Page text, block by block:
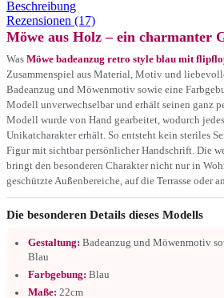
Beschreibung
Rezensionen (17)
Möwe aus Holz – ein charmanter
Was Möwe badeanzug retro style blau mit
Zusammenspiel aus Material, Motiv und
Badeanzug und Möwenmotiv sowie eine
Modell unverwechselbar und erhält seinen ganz
Modell wurde von Hand gearbeitet, wodurch
Unikatcharakter erhält. So entsteht kein steriles
Figur mit sichtbar persönlicher Handschrift. Die
bringt den besonderen Charakter nicht nur in
geschützte Außenbereiche, auf die Terrasse oder
Die besonderen Details dieses Modells
Gestaltung: Badeanzug und Möwenmotiv
Blau
Farbgebung: Blau
Maße: 22cm